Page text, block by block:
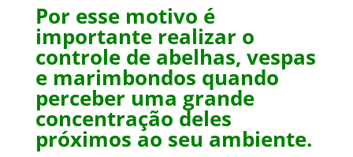
Por esse motivo é
importante realizar o
controle de abelhas, vespas
e marimbondos quando
perceber uma grande
concentração deles
próximos ao seu ambiente.